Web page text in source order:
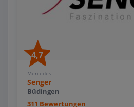
4,7
Mercedes
Senger
Büdingen
311 Bewertungen